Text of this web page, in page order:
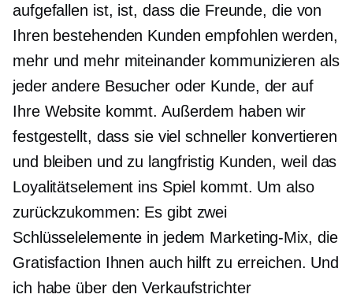
aufgefallen ist, ist, dass die Freunde, die von
Ihren bestehenden Kunden empfohlen werden,
mehr und mehr miteinander kommunizieren als
jeder andere Besucher oder Kunde, der auf
Ihre Website kommt. Außerdem haben wir
festgestellt, dass sie viel schneller konvertieren
und bleiben und zu langfristig Kunden, weil das
Loyalitätselement ins Spiel kommt. Um also
zurückzukommen: Es gibt zwei
Schlüsselelemente in jedem Marketing-Mix, die
Gratisfaction Ihnen auch hilft zu erreichen. Und
ich habe über den Verkaufstrichter